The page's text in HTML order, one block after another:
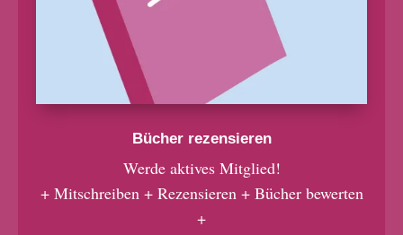
Bücher rezensieren
Werde aktives Mitglied!
+ Mitschreiben + Rezensieren + Bücher bewerten
+